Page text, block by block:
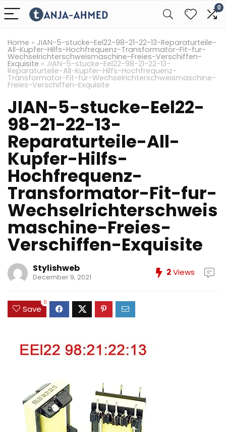
0
Home » JIAN-5-stucke-Eel22-98-21-22-13-Reparaturteile-
All-Kupfer-Hilfs-Hochfrequenz-Transformator-Fit-fur-
Wechselrichterschweismaschine-Freies-Verschiffen-
Exquisite » JIAN-5-stucke-Eel22-98-21-22-13-
Reparaturteile-All-Kupfer-Hilfs-Hochfrequenz-
Transformator-Fit-fur-Wechselrichterschweismaschine-
Freies-Verschiffen-Exquisite
JIAN-5-stucke-Eel22-
98-21-22-13-
Reparaturteile-All-
Kupfer-Hilfs-
Hochfrequenz-
Transformator-Fit-fur-
Wechselrichterschweis
maschine-Freies-
Verschiffen-Exquisite
Stylishweb
December 9, 2021 2Views
Save
0